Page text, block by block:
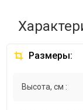
Размеры:
Высота, см :